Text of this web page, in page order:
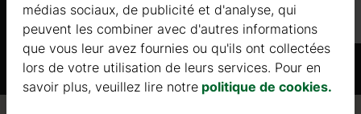
Plus d'informations
médias sociaux, de publicité et d'analyse, qui
peuvent les combiner avec d'autres informations
que vous leur avez fournies ou qu'ils ont collectées
lors de votre utilisation de leurs services. Pour en
savoir plus, veuillez lire notre politique de cookies.